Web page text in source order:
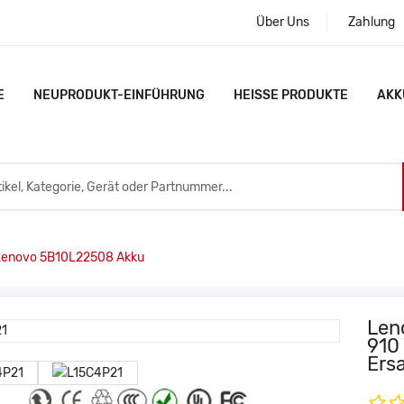
Über Uns Zahlung
NEUPRODUKT-EINFÜHRUNG HEISSE PRODUKTE
5B10L22508 Akku
910